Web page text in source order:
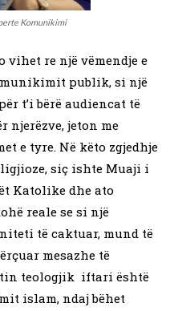
Komunikimi
vihet re një vëmendje e
publik, si një
t’i bërë audiencat të
njerëzve, jeton me
e tyre. Në këto zgjedhje
siç ishte Muaji i
Katolike dhe ato
reale se si një
të caktuar, mund të
mesazhe të
teologjik iftari është
islam, ndaj bëhet